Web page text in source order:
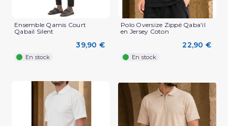
Ensemble Qamis Court
Qabail Silent
39,90 €
En stock
Polo Oversize Zippé Qaba'il
en Jersey Coton
22,90 €
En stock